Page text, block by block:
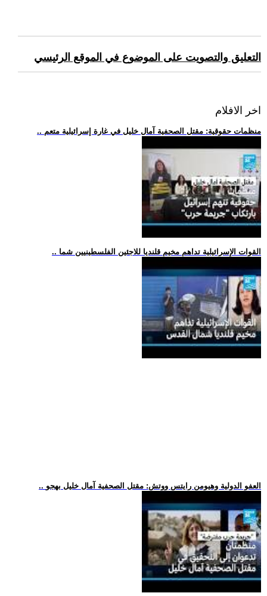
التعليق والتصويت على الموضوع في الموقع الرئيسي
اخر الافلام
.. منظمات حقوقية: مقتل الصحفية آمال خليل في غارة إسرائيلية متعم
.. القوات الإسرائيلية تداهم مخيم قلنديا للاجئين الفلسطينيين شما
.. العفو الدولية وهيومن رايتس ووتش: مقتل الصحفية آمال خليل بهجو